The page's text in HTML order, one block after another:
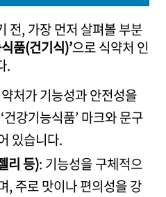
전, 가장 먼저 살펴볼 부분
품(건기식)’으로 식약처 인
.
처가 기능성과 안전성을
강기능식품’ 마크와 문구
있습니다.
리 등): 기능성을 구체적으
, 주로 맛이나 편의성을 강